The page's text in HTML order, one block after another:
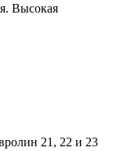
Высокая
21, 22 и 23